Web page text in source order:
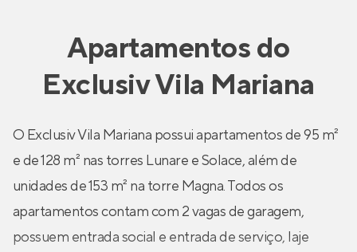
Apartamentosdo
Exclusiv Vila Mariana
O Exclusiv Vila Mariana possui apartamentos de 95 m²
e de 128 m² nas torres Lunare e Solace, além de
unidades de 153 m² na torre Magna. Todos os
apartamentos contam com 2 vagas de garagem,
possuem entrada social e entrada de serviço, laje